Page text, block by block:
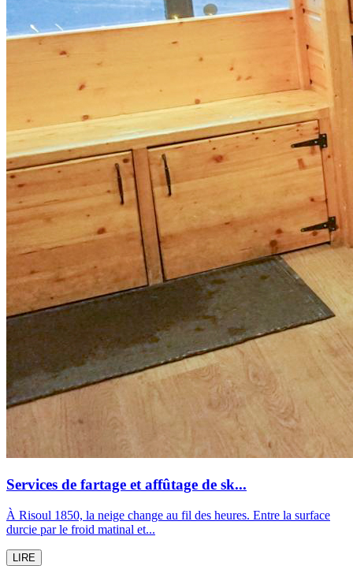
Services de fartage et affûtage de sk...
À Risoul 1850, la neige change au fil des heures. Entre la surface
durcie par le froid matinal et...
LIRE